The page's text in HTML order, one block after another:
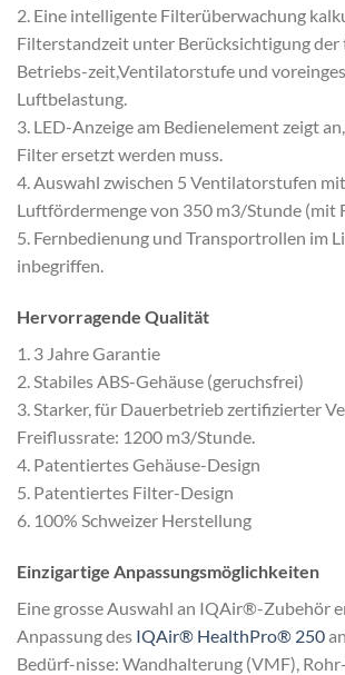
2. Eine intelligente Filterüberwachung
Filterstandzeit unter Berücksichtigung der
Betriebs-zeit,Ventilatorstufe und
Luftbelastung.
3. LED-Anzeige am Bedienelement zeigt
Filter ersetzt werden muss.
4. Auswahl zwischen 5 Ventilatorstufen
Luftfördermenge von 350 m3/Stunde (mit
5. Fernbedienung und Transportrollen im
inbegriffen.
Hervorragende Qualität
1. 3 Jahre Garantie
2. Stabiles ABS-Gehäuse (geruchsfrei)
3. Starker, für Dauerbetrieb zertifizierter
Freiflussrate: 1200 m3/Stunde.
4. Patentiertes Gehäuse-Design
5. Patentiertes Filter-Design
6. 100% Schweizer Herstellung
Einzigartige Anpassungsmöglichkeiten
Eine grosse Auswahl an IQAir®-Zubehör
Anpassung des IQAir® HealthPro® 250
Bedürf-nisse: Wandhalterung (VMF),